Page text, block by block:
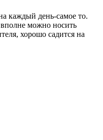
каждый день-самое то.
можно носить
хорошо садится на